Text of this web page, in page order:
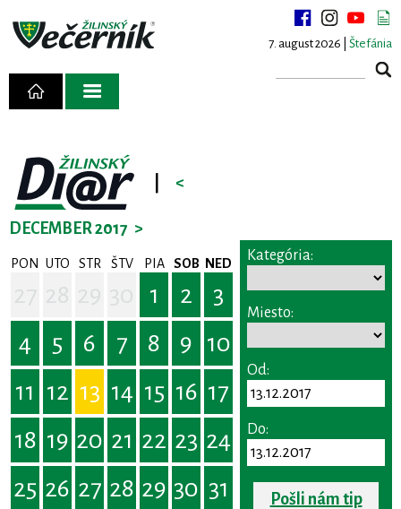
7. august 2026 | Štefánia
<
DECEMBER 2017 >
PON UTO STR ŠTV PIA SOB NED
1 2
3
4
5 6 7 8 9 10
11 12 13 14 15 16 17
18 19 20 21 22 23 24
25 26 27 28 29 30 31
Kategória:
Miesto:
Od:
Do:
Pošli nám tip